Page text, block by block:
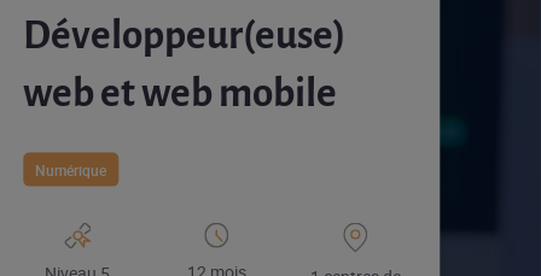
Développeur(euse)
web et web mobile
Numérique
12 mois